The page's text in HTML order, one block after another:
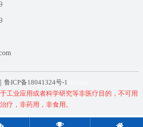
鲁ICP备18041324号-1
工业应用或者科学研究等非医疗目的，不可用
疗，非药用，非食用。